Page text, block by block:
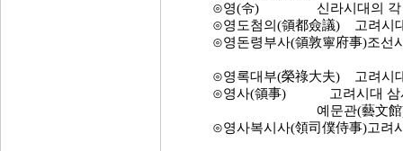
⊙영(令) 신라시대의 각 부의
⊙영도첨의(領都僉議) 고려시
⊙영돈령부사(領敦寧府事)조선
⊙영록대부(榮祿大夫) 고려시
⊙영사(領事) 고려시대 삼사(
예문관(藝文館), 경연청(
⊙영사복시사(領司僕侍事)고려